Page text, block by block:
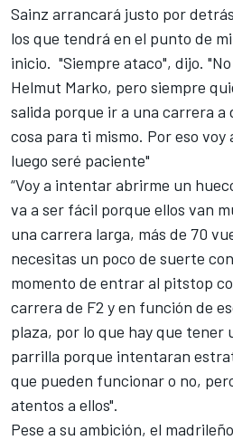
Sainz arrancará justo por
los que tendrá en el punto de
inicio. "Siempre ataco", dijo.
Helmut Marko, pero siempre
salida porque ir a una carrera a
cosa para ti mismo. Por eso voy
luego seré paciente"
“Voy a intentar abrirme un
va a ser fácil porque ellos van
una carrera larga, más de 70
necesitas un poco de suerte
momento de entrar al pitstop
carrera de F2 y en función de
plaza, por lo que hay que tener
parrilla porque intentaran
que pueden funcionar o no,
atentos a ellos".
Pese a su ambición, el